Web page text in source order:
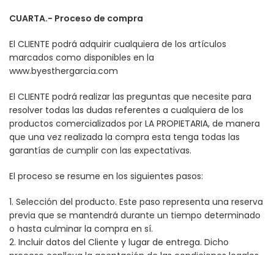
CUARTA.- Proceso de compra
El CLIENTE podrá adquirir cualquiera de los artículos
marcados como disponibles en la
www.byesthergarcia.com
El CLIENTE podrá realizar las preguntas que necesite para
resolver todas las dudas referentes a cualquiera de los
productos comercializados por LA PROPIETARIA, de manera
que una vez realizada la compra esta tenga todas las
garantías de cumplir con las expectativas.
El proceso se resume en los siguientes pasos:
1. Selección del producto. Este paso representa una reserva
previa que se mantendrá durante un tiempo determinado
o hasta culminar la compra en sí.
2. Incluir datos del Cliente y lugar de entrega. Dicho